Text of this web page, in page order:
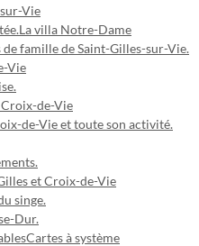
Vie
La villa Notre-Dame
de famille de Saint-Gilles-sur-Vie.
Vie
Croix-de-Vie
de-Vie et toute son activité.
et Croix-de-Vie
singe.
Dur.
Cartes à système